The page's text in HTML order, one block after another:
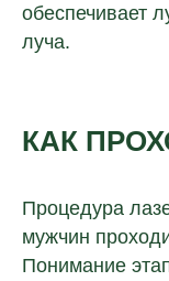
обеспечивает
луча.
КАК
Процедура
мужчин
Понимание